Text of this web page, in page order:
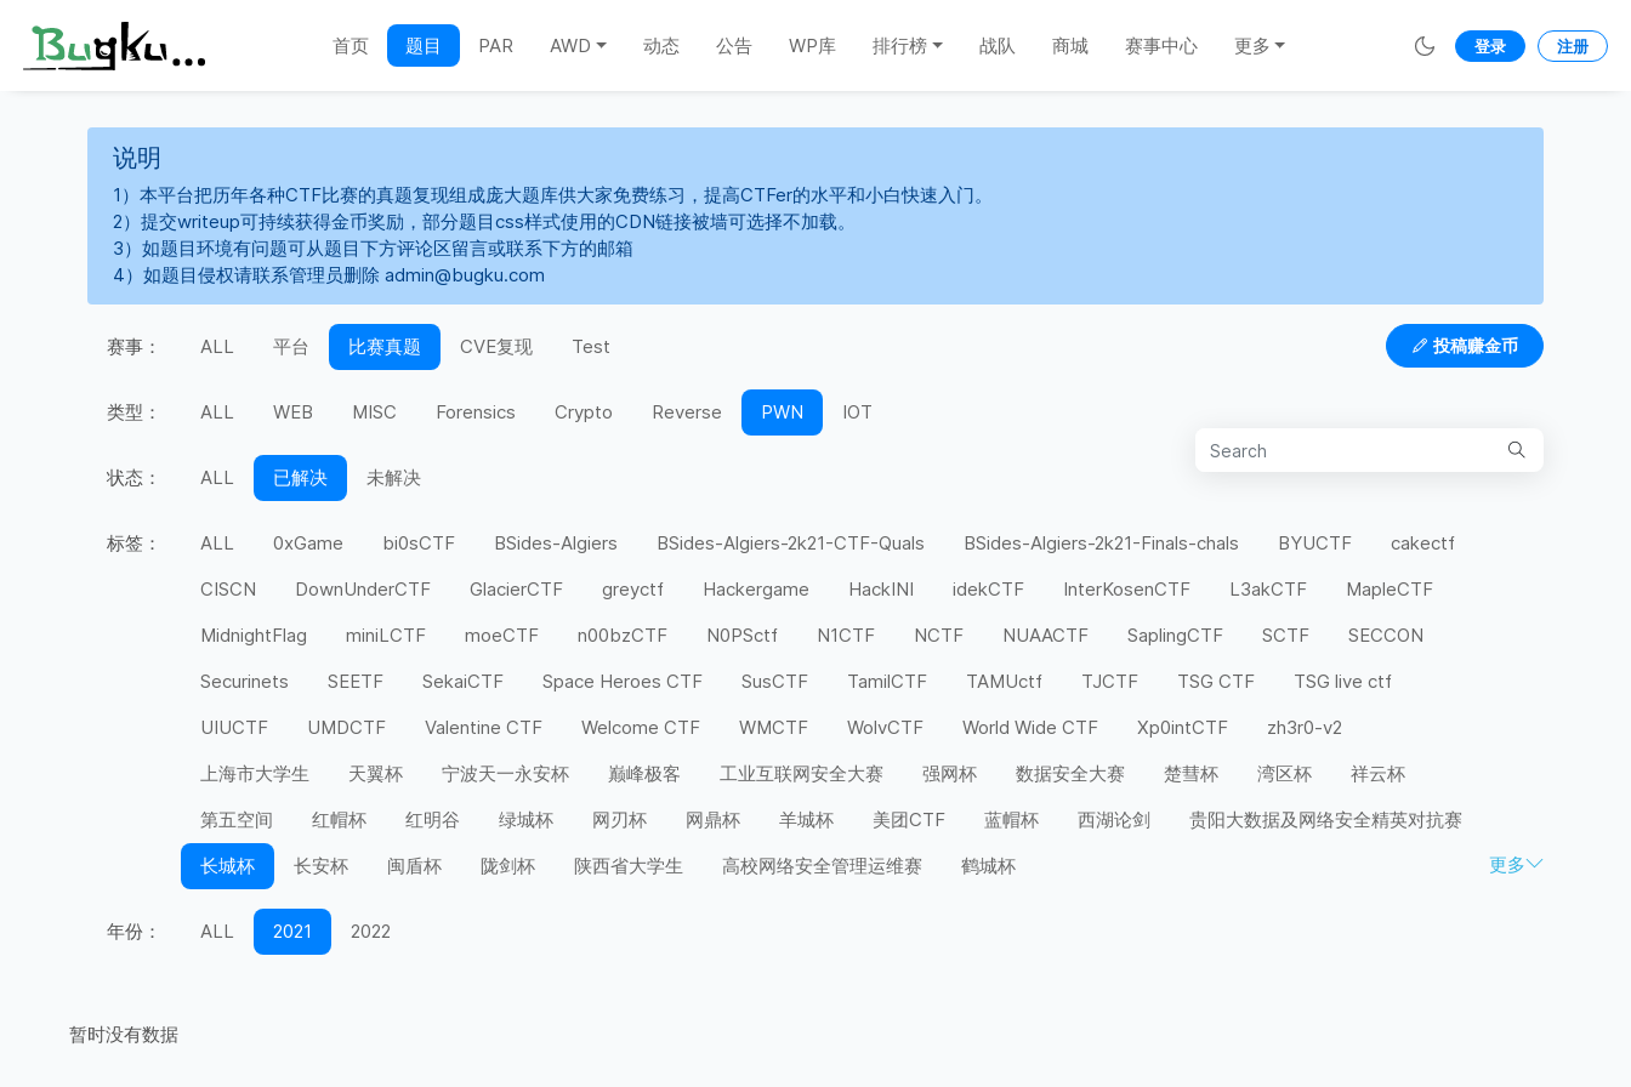
首页 题目 PAR AWD 动态 公告 WP库 排行榜 战队 商城 赛事中心 更多 登录 注册
说明
1）本平台把历年各种CTF比赛的真题复现组成庞大题库供大家免费练习，提高CTFer的水平和小白快速入门。
2）提交writeup可持续获得金币奖励，部分题目css样式使用的CDN链接被墙可选择不加载。
3）如题目环境有问题可从题目下方评论区留言或联系下方的邮箱
4）如题目侵权请联系管理员删除 admin@bugku.com
赛事： ALL 平台 比赛真题 CVE复现 Test
类型： ALL WEB MISC Forensics Crypto Reverse PWN IOT
状态： ALL 已解决 未解决
投稿赚金币
标签： ALL 0xGame bi0sCTF BSides-Algiers BSides-Algiers-2k21-CTF-Quals BSides-Algiers-2k21-Finals-chals BYUCTF
cakectf
CISCN
DownUnderCTF GlacierCTF greyctf Hackergame HackINI idekCTF InterKosenCTF L3akCTF
MapleCTF
MidnightFlag
miniLCTF moeCTF n00bzCTF N0PSctf N1CTF NCTF NUAACTF SaplingCTF SCTF
SECCON
Securinets
SEETF SekaiCTF Space Heroes CTF SusCTF TamilCTF TAMUctf TJCTF TSG CTF
TSG live ctf
UIUCTF
UMDCTF Valentine CTF Welcome CTF WMCTF WolvCTF World Wide CTF Xp0intCTF
zh3r0-v2
上海市大学生
天翼杯 宁波天一永安杯 巅峰极客 工业互联网安全大赛 强网杯 数据安全大赛 楚彗杯 湾区杯
祥云杯
第五空间
红帽杯 红明谷 绿城杯 网刃杯 网鼎杯 羊城杯 美团CTF 蓝帽杯 西湖论剑
贵阳大数据及网络安全精英对抗赛
长城杯
长安杯 闽盾杯 陇剑杯 陕西省大学生 高校网络安全管理运维赛 鹤城杯 更多
年份： ALL 2021 2022
暂时没有数据